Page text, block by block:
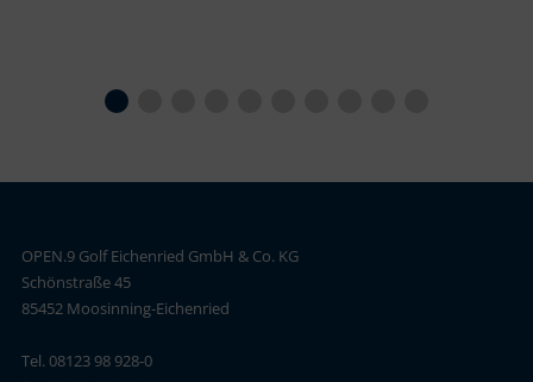
OPEN.9 Golf Eichenried GmbH & Co. KG
Schönstraße 45
85452 Moosinning-Eichenried
Tel. 08123 98 928-0